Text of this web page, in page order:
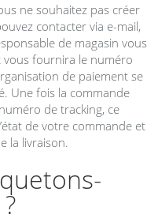
ne souhaitez pas créer
contacter via e-mail,
de magasin vous
vous fournira le numéro
de paiement se
Une fois la commande
de tracking, ce
de votre commande et
la livraison.